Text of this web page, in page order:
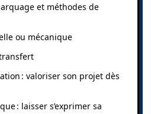
et méthodes de
ou mécanique
: valoriser son projet dès
: laisser s’exprimer sa